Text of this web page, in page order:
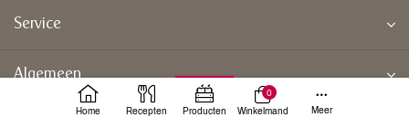
Service
Algemeen
Home Recepten Producten
0
Winkelmand
Meer